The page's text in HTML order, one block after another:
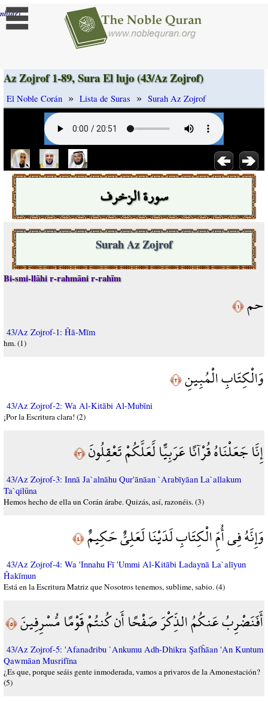
]
Az Zojrof 1-89, Sura El lujo (43/Az Zojrof)
El Noble Corán » Lista de Suras » Surah Az Zojrof
سورة الزخرف
Surah Az Zojrof
Bi-smi-llāhi r-rahmāni r-rahīm
حم﴿١﴾
43/Az Zojrof-1: Ĥā-Mīm
hm. (1)
وَالْكِتَابِ الْمُبِينِ﴿٢﴾
43/Az Zojrof-2: Wa Al-Kitābi Al-Mubīni
¡Por la Escritura clara! (2)
إِنَّا جَعَلْنَاهُ قُرْآنًا عَرَبِيًّا لَّعَلَّكُمْ تَعْقِلُونَ﴿٣﴾
43/Az Zojrof-3: Innā Ja`alnāhu Qur'ānāan `Arabīyāan La`allakum
Ta`qilūna
Hemos hecho de ella un Corán árabe. Quizás, así, razonéis. (3)
وَإِنَّهُ فِي أُمِّ الْكِتَابِ لَدَيْنَا لَعَلِيٌّ حَكِيمٌ﴿٤﴾
43/Az Zojrof-4: Wa 'Innahu Fī 'Ummi Al-Kitābi Ladaynā La`alīyun
Ĥakīmun
Está en la Escritura Matriz que Nosotros tenemos, sublime, sabio. (4)
أَفَنَضْرِبُ عَنكُمُ الذِّكْرَ صَفْحًا أَن كُنتُمْ قَوْمًا مُّسْرِفِينَ﴿٥﴾
43/Az Zojrof-5: 'Afanađribu `Ankumu Adh-Dhikra Şafĥāan 'An Kuntum
Qawmāan Musrifīna
¿Es que, porque seáis gente inmoderada, vamos a privaros de la Amonestación?
(5)